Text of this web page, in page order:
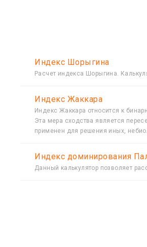
Индекс Шорыгина
Расчет индекса Шорыгина.
Индекс Жаккара
Индекс Жаккара относится к
Эта мера сходства является
применен для решения иных,
Индекс доминирования
Данный калькулятор позволяет